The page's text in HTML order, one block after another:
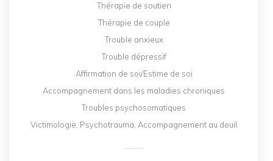
Thérapie de soutien
Thérapie de couple
Trouble anxieux
Trouble dépressif
Affirmation de soi/Estime de soi
Accompagnement dans les maladies chroniques
Troubles psychosomatiques
Victimologie, Psychotrauma, Accompagnement au deuil